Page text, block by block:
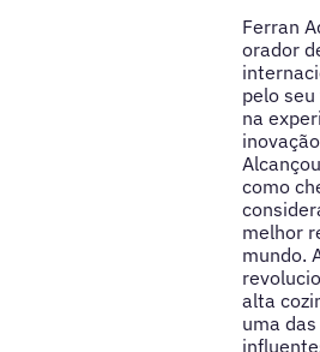
Ferran
orador
pelo
na
como
melhor
mundo.
alta
uma